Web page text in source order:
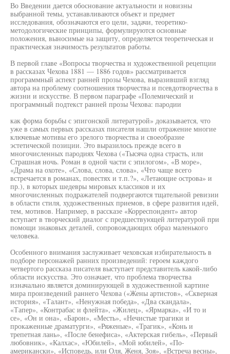
Во Введении дается обоснование актуальности и новизны
выбранной темы, устанавливаются объект и предмет
исследования, обозначаются его цели, задачи, теоретико-
методологические принципы, формулируются основные
положения, выносимые на защиту, определяется теоретическая и
практическая значимость результатов работы.
В первой главе «Вопросы творчества н художественной рецепции
в рассказах Чехова 1881 — 1886 годов» рассматривается
программный аспект ранней прозы Чехова, выразивший взгляд
автора на проблему соотношения творчества и псевдотворчества в
жизни и искусстве. В первом параграфе «Полемический и
программный подтекст ранней прозы Чехова: пародии
как форма борьбы с эпигонской литературой» доказывается, что
уже в самых первых рассказах писателя нашли отражение многие
ключевые мотивы его зрелого творчества и своеобразие
эстетической позиции. Это выразилось прежде всего в
многочисленных пародиях Чехова («Тысяча одна страсть, или
Страшная ночь. Роман в одной части с эпилогом», «В море»,
«Драма на охоте», «Слова, слова, слова», «Что чаще всего
встречается в романах, повестях и т.п.?», «Летающие острова» и
пр.), в которых шедевры мировых классиков и их
многочисленных подражателей подвергаются тщательной ревизии
в области стиля, художественных приемов, в сфере развития идей,
тем, мотивов. Например, в рассказе «Корреспондент» автор
вступает в творческий диалог с предшествующей литературой при
помощи знаковых деталей, сопровождающих образ маленького
человека.
Особенного внимания заслуживает чеховская избирательность в
подборе персонажей ранних произведений: героем каждого
четвертого рассказа писателя выступает представитель какой-либо
области искусства. Это означает, что проблема творчества
изначально является доминирующей в художественной картине
мира произведений раннего Чехова («Жены артистов», «Скверная
история», «Талант», «Ненужная победа», «Два скандала»,
«Тапер», «Контрабас и флейта», «Жилец», «Ярмарка», «И то и
се», «Он и она», «Барон», «Месть», «Нечистые трагики и
прокаженные драматурги», «Ряженые», «Трагик», «Конь и
трепетная лань», «После бенефиса», «Актерская гибель», «Первый
любовник», «Калхас», «Юбилей», «Мой юбилей», «По-
американски», «Исповедь, или Оля, Женя, Зоя», «Встреча весны»,